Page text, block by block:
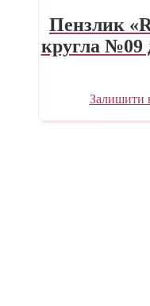
Пензлик
кругла №09
Залишити